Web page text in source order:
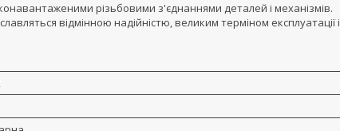
різьбовими з'єднаннями деталей і механізмів.
відмінною надійністю, великим терміном експлуатації і